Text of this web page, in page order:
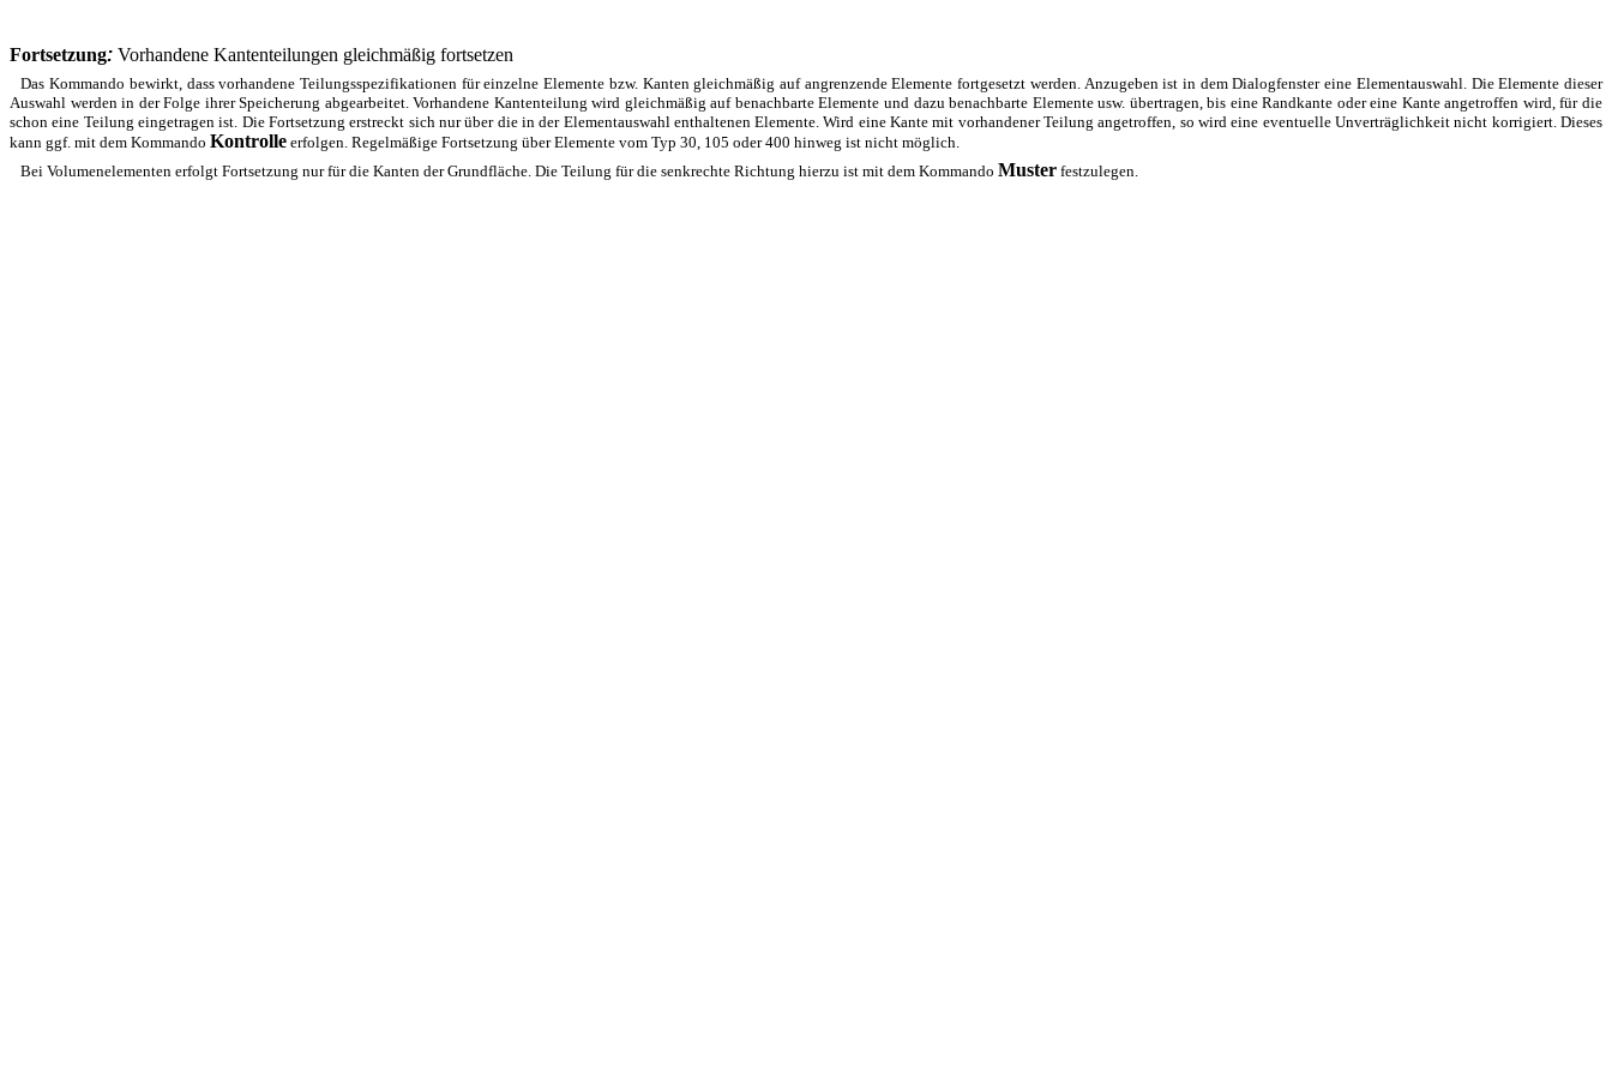
Fortsetzung: Vorhandene Kantenteilungen gleichmäßig fortsetzen
Das Kommando bewirkt, dass vorhandene Teilungsspezifikationen für einzelne Elemente bzw. Kanten gleichmäßig auf angrenzende Elemente fortgesetzt werden. Anzugeben ist in dem Dialogfenster eine Elementauswahl. Die Elemente dieser
Auswahl werden in der Folge ihrer Speicherung abgearbeitet. Vorhandene Kantenteilung wird gleichmäßig auf benachbarte Elemente und dazu benachbarte Elemente usw. übertragen, bis eine Randkante oder eine Kante angetroffen wird, für die
schon eine Teilung eingetragen ist. Die Fortsetzung erstreckt sich nur über die in der Elementauswahl enthaltenen Elemente. Wird eine Kante mit vorhandener Teilung angetroffen, so wird eine eventuelle Unverträglichkeit nicht korrigiert. Dieses
kann ggf. mit dem Kommando Kontrolle erfolgen. Regelmäßige Fortsetzung über Elemente vom Typ 30, 105 oder 400 hinweg ist nicht möglich.
Bei Volumenelementen erfolgt Fortsetzung nur für die Kanten der Grundfläche. Die Teilung für die senkrechte Richtung hierzu ist mit dem KommandoMuster festzulegen.